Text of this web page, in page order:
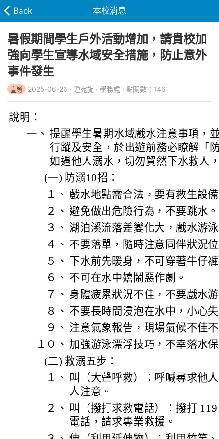
Back 本校消息
暑假期間學生戶外活動增加，請貴校加
強向學生宣導水域安全措施，防止意外
事件發生
宣導 2025-06-26 · 鍾宛旋 · 學務處 · 點閱數：146
說明：
一、 提醒學生暑期水域戲水注意事項，
行蹤及安全，於出遊前務必瞭解「
如遇他人溺水，切勿貿然下水救人
(一) 防溺10招：
１、 戲水地點需合法，要有救生設
２、 避免做出危險行為，不要跳水。
３、 湖泊溪流落差變化大，戲水游
４、 不要落單，隨時注意同伴狀況
５、 下水前先暖身，不可穿著牛仔
６、 不可在水中嬉鬧惡作劇。
７、 身體疲累狀況不佳，不要戲水
８、 不要長時間浸泡在水中，小心
９、 注意氣象報告，現場氣候不佳
１０、 加強游泳漂浮技巧，不幸落水
(二) 救溺五步：
１、 叫（大聲呼救）：呼喊尋求他
人注意。
２、 叫（撥打求救電話）：撥打
電話，請求專業救援。